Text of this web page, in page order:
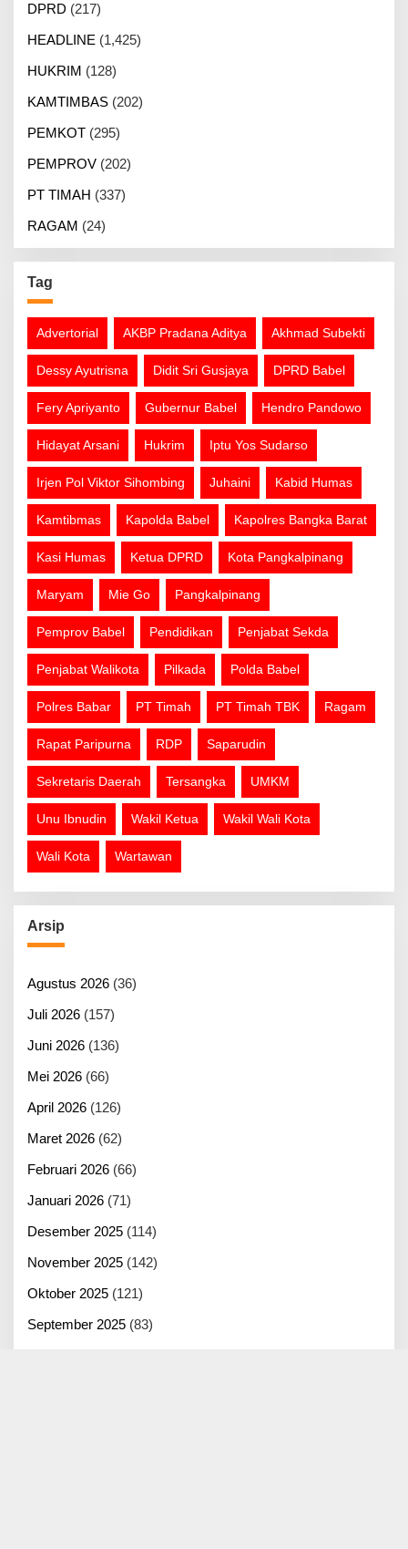
DPRD (217)
HEADLINE (1,425)
HUKRIM (128)
KAMTIMBAS (202)
PEMKOT (295)
PEMPROV (202)
PT TIMAH (337)
RAGAM (24)
Tag
Advertorial AKBP Pradana Aditya Akhmad Subekti
Dessy Ayutrisna Didit Sri Gusjaya DPRD Babel
Fery Apriyanto Gubernur Babel Hendro Pandowo
Hidayat Arsani Hukrim Iptu Yos Sudarso
Irjen Pol Viktor Sihombing Juhaini Kabid Humas
Kamtibmas Kapolda Babel Kapolres Bangka Barat
Kasi Humas Ketua DPRD Kota Pangkalpinang
Maryam Mie Go Pangkalpinang
Pemprov Babel Pendidikan Penjabat Sekda
Penjabat Walikota Pilkada Polda Babel
Polres Babar PT Timah PT Timah TBK Ragam
Rapat Paripurna RDP Saparudin
Sekretaris Daerah Tersangka UMKM
Unu Ibnudin Wakil Ketua Wakil Wali Kota
Wali Kota Wartawan
Arsip
Agustus 2026 (36)
Juli 2026 (157)
Juni 2026 (136)
Mei 2026 (66)
April 2026 (126)
Maret 2026 (62)
Februari 2026 (66)
Januari 2026 (71)
Desember 2025 (114)
November 2025 (142)
Oktober 2025 (121)
September 2025 (83)